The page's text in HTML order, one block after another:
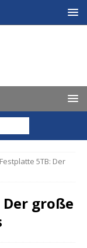
5TB: Der
große